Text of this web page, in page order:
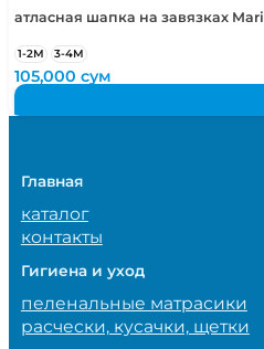
атласная шапка на завязках
1-2М 3-4М
105,000сум
Главная
каталог
контакты
Гигиена и уход
пеленальные матрасики
расчески, кусачки, щетки